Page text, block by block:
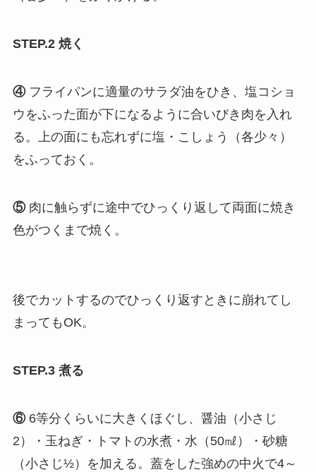
STEP.2 焼く
④ フライパンに適量のサラダ油をひき、塩コショ
ウをふった面が下になるように合いびき肉を入れ
る。上の面にも忘れずに塩・こしょう（各少々）
をふっておく。
⑤肉に触らずに途中でひっくり返して両面に焼き
色がつくまで焼く。
後でカットするのでひっくり返すときに崩れてし
まってもOK。
STEP.3 煮る
⑥6等分くらいに大きくほぐし、醤油（小さじ
2）・玉ねぎ・トマトの水煮・水（50㎖）・砂糖
（小さじ½）を加える。蓋をした強めの中火で4～